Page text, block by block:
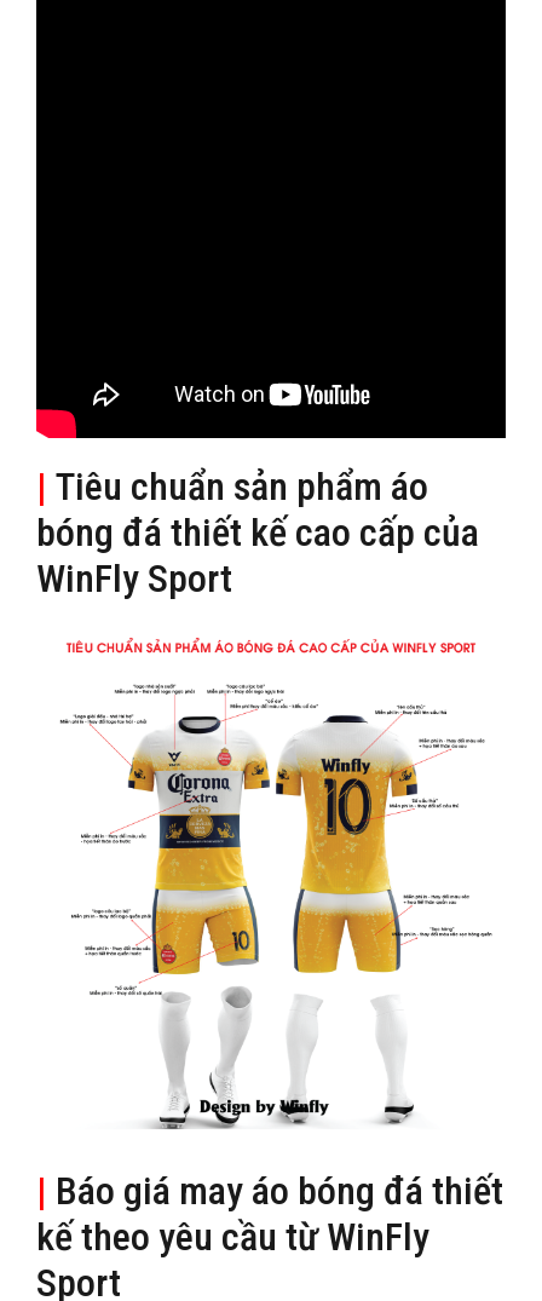
| Tiêu chuẩn sản phẩm áo
bóng đá thiết kế cao cấp của
WinFly Sport
| Báo giá may áo bóng đá thiết
kế theo yêu cầu từ WinFly
Sport